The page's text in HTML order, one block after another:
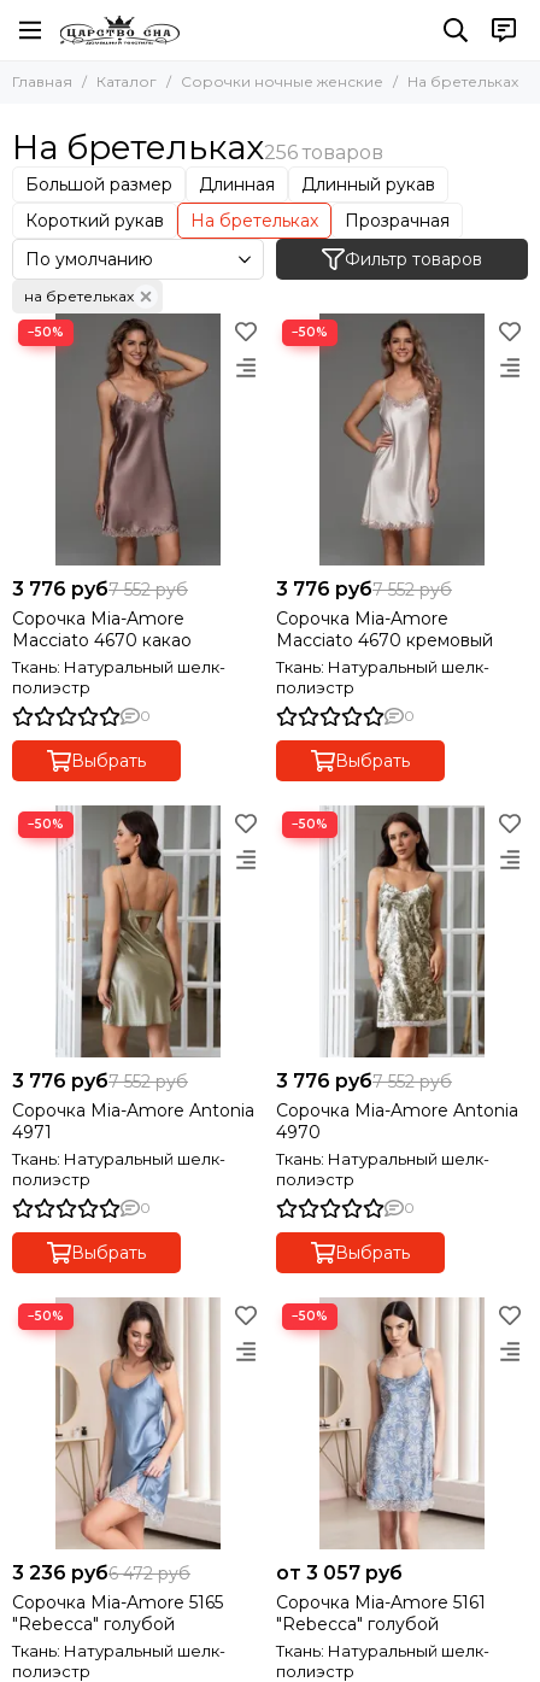
Сорочки ночные женские
Натуральный шелк
Искусственный шелк
Хлопок
Вискоза
Кружевные
Сорочки-рубашки
Главная Каталог Сорочки ночные женские На бретельках
На бретельках
Большой размер Длинная
Длинный рукав
Короткий рукав
На бретельках
Прозрачная
Фильтр товаров
на бретельках
−50%
3 776 руб7 552 руб
Сорочка Mia-Amore
Macciato 4670 какао
Ткань: Натуральный шелк-
полиэстр
0
Выбрать
−50%
3 776 руб7 552 руб
Сорочка Mia-Amore
Macciato 4670 кремовый
Ткань: Натуральный шелк-
полиэстр
0
Выбрать
−50%
3 776 руб7 552 руб
Сорочка Mia-Amore Antonia
4971
Ткань: Натуральный шелк-
полиэстр
0
Выбрать
−50%
3 776 руб7 552 руб
Сорочка Mia-Amore Antonia
4970
Ткань: Натуральный шелк-
полиэстр
0
Выбрать
−50%
3 236 руб6 472 руб
Сорочка Mia-Amore 5165
"Rebecca" голубой
Ткань: Натуральный шелк-
полиэстр
−50%
от 3 057 руб
Сорочка Mia-Amore 5161
"Rebecca" голубой
Ткань: Натуральный шелк-
полиэстр